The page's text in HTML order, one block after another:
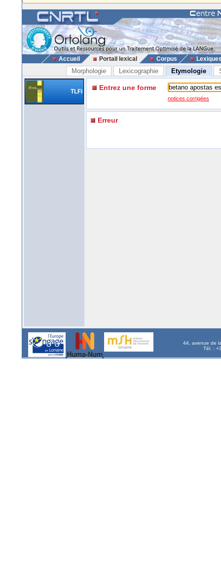
Accueil Portail lexical Corpus
Morphologie Lexicographie Etymologie
TLFi Entrez une forme
notices corrigées
Erreur
44, avenue de
Tél. :